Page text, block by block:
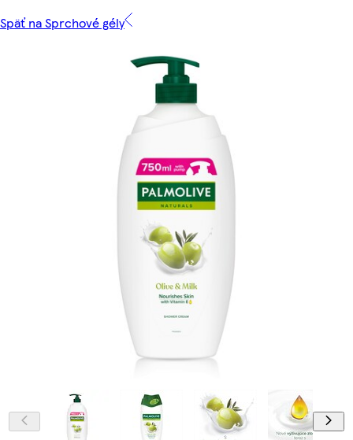
Späť na Sprchové gély